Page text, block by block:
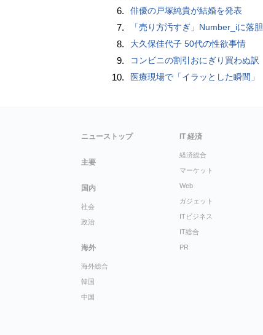
6. 俳優の戸塚純貴が結婚を発表
7. 「売り方汚すぎ」Number_iに落胆
8. 大久保佳代子 50代の性欲事情
9. コンビニの割引おにぎり買わぬ訳
10. 医療現場で「イラッとした瞬間」
ニューストップ
主要
国内
社会
政治
海外
海外総合
韓国
中国
IT 経済
経済総合
マーケット
Web
ガジェット
ITビジネス
IT総合
PR